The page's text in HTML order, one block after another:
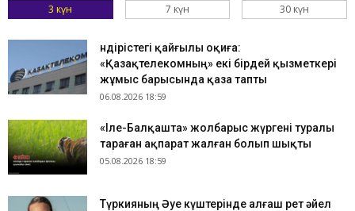
3 күн 7 күн 30 күн
Өндірістегі қайғылы оқиға:
«Қазақтелекомның» екі бірдей қызметкері
жұмыс барысында қаза тапты
06.08.2026 18:59
«Іле-Балқашта» жолбарыс жүргені туралы
тараған ақпарат жалған болып шықты
05.08.2026 18:59
Түркияның Әуе күштерінде алғаш рет әйел